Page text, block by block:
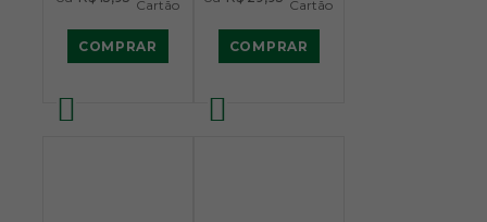
Cartão
COMPRAR
Cartão
COMPRAR